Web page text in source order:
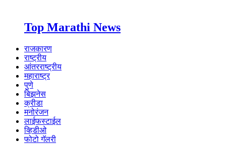
Top Marathi News
राजकारण
राष्ट्रीय
आंतरराष्ट्रीय
महाराष्ट्र
पुणे
बिझनेस
क्रीडा
मनोरंजन
लाईफस्टाईल
व्हिडीओ
फोटो गॅलरी